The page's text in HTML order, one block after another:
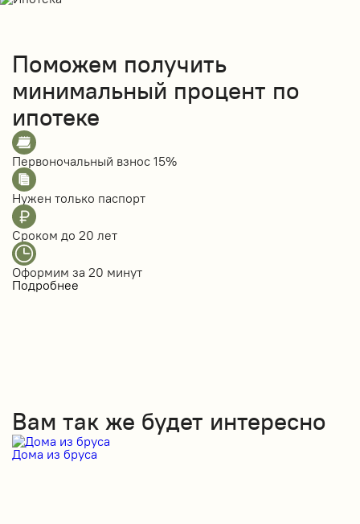
Поможем получить
минимальный процент по
ипотеке
Первоночальный взнос 15%
Нужен только паспорт
Сроком до 20 лет
Оформим за 20 минут
Подробнее
Вам так же будет интересно
Дома из бруса